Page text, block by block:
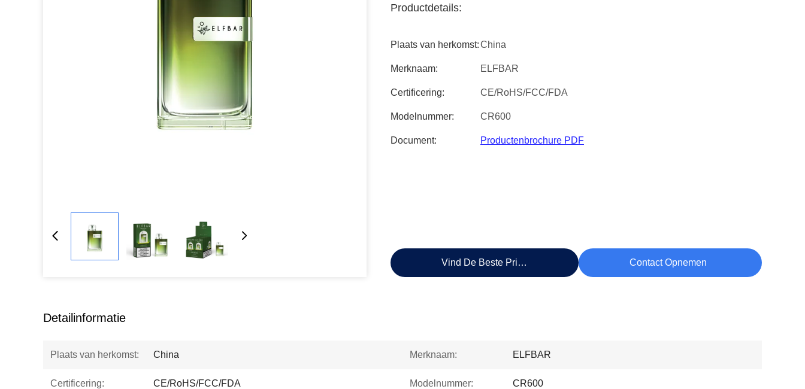
Productdetails:
Plaats van herkomst:China
Merknaam: ELFBAR
Certificering: CE/RoHS/FCC/FDA
Modelnummer: CR600
Document: Productenbrochure PDF
Vind De Beste Prijs Contact Opnemen
Detailinformatie
Plaats van herkomst: China Merknaam: ELFBAR
Certificering: CE/RoHS/FCC/FDA Modelnummer: CR600